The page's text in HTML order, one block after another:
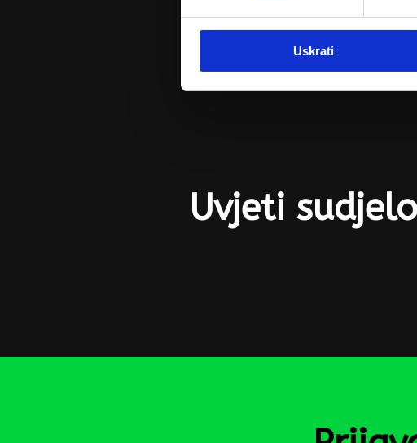
Uskrati
Uvjeti